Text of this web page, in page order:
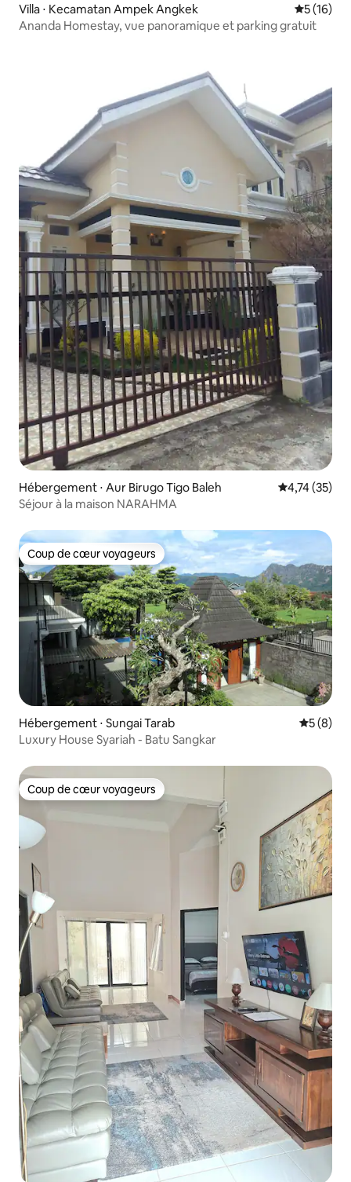
Villa ⋅ Kecamatan Ampek Angkek
5 (16)
Ananda Homestay, vue panoramique et parking gratuit
Hébergement ⋅ Aur Birugo Tigo Baleh Évaluation
4,74 (35)
Séjour à la maison NARAHMA
Coup de cœur voyageurs
Coup de cœur voyageurs
Hébergement ⋅ Sungai Tarab
5 (8)
Luxury House Syariah - Batu Sangkar
Coup de cœur voyageurs
Coup de cœur voyageurs